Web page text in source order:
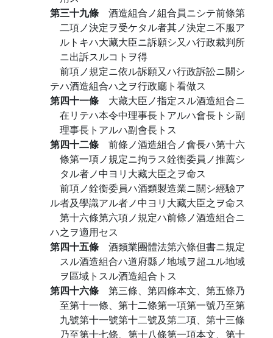
第三十九條 酒造組合ノ組合員ニシテ前條第
二項ノ決定ヲ受ケタル者其ノ決定ニ不服ア
ルトキハ大藏大臣ニ訴願シ又ハ行政裁判所
ニ出訴スルコトヲ得
前項ノ規定ニ依ル訴願又ハ行政訴訟ニ關シ
テハ酒造組合ハ之ヲ行政廳ト看做ス
第四十一條 大藏大臣ノ指定スル酒造組合ニ
在リテハ本令中理事長トアルハ會長トシ副
理事長トアルハ副會長トス
第四十二條 前條ノ酒造組合ノ會長ハ第十六
條第一項ノ規定ニ拘ラス銓衡委員ノ推薦シ
タル者ノ中ヨリ大藏大臣之ヲ命ス
前項ノ銓衡委員ハ酒類製造業ニ關シ經驗ア
ル者及學識アル者ノ中ヨリ大藏大臣之ヲ命ス
第十六條第六項ノ規定ハ前條ノ酒造組合ニ
ハ之ヲ適用セス
第四十五條 酒類業團體法第六條但書ニ規定
スル酒造組合ハ道府縣ノ地域ヲ超ユル地域
ヲ區域トスル酒造組合トス
第四十六條 第三條、第四條本文、第五條乃
至第十一條、第十二條第一項第一號乃至第
九號第十一號第十二號及第二項、第十三條
乃至第十七條、第十八條第一項本文、第十